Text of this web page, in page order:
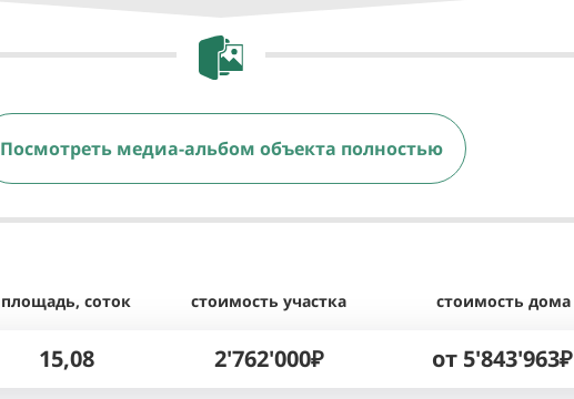
Посмотреть медиа-альбом объекта полностью
площадь, соток стоимость участка стоимость дома
15,08 2'762'000₽ от 5'843'963₽